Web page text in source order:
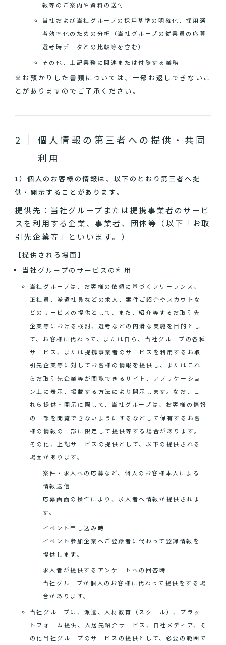
報等のご案内や資料の送付
当社および当社グループの採用基準の明確化、採用選
考効率化のための分析（当社グループの従業員の応募
選考時データとの比較等を含む）
その他、上記業務に関連または付随する業務
※お預かりした書類については、一部お返しできないこ
とがありますのでご了承ください。
個人情報の第三者への提供・共同
利用
1）個人のお客様の情報は、以下のとおり第三者へ提
供・開示することがあります。
提供先：当社グループまたは提携事業者のサービ
スを利用する企業、事業者、団体等（以下「お取
引先企業等」といいます。）
【提供される場面】
当社グループのサービスの利用
当社グループは、お客様の依頼に基づくフリーランス、
正社員、派遣社員などの求人、案件ご紹介やスカウトな
どのサービスの提供として、また、紹介等するお取引先
企業等における検討、選考などの円滑な実施を目的とし
て、お客様に代わって、または自ら、当社グループの各種
サービス、または提携事業者のサービスを利用するお取
引先企業等に対してお客様の情報を提供し、またはこれ
らお取引先企業等が閲覧できるサイト、アプリケーショ
ン上に表示、掲載する方法により開示します。なお、こ
れら提供・開示に際して、当社グループは、お客様の情報
の一部を閲覧できないようにするなどして保有するお客
様の情報の一部に限定して提供等する場合があります。
その他、上記サービスの提供として、以下の提供される
場面があります。
案件・求人への応募など、個人のお客様本人による
情報送信
応募画面の操作により、求人者へ情報が提供されま
す。
イベント申し込み時
イベント参加企業へご登録者に代わって登録情報を
提供します。
求人者が提供するアンケートへの回答時
当社グループが個人のお客様に代わって提供をする場
合があります。
当社グループは、派遣、人材教育（スクール）、プラッ
トフォーム提供、入居先紹介サービス、自社メディア、そ
の他当社グループのサービスの提供として、必要の範囲で